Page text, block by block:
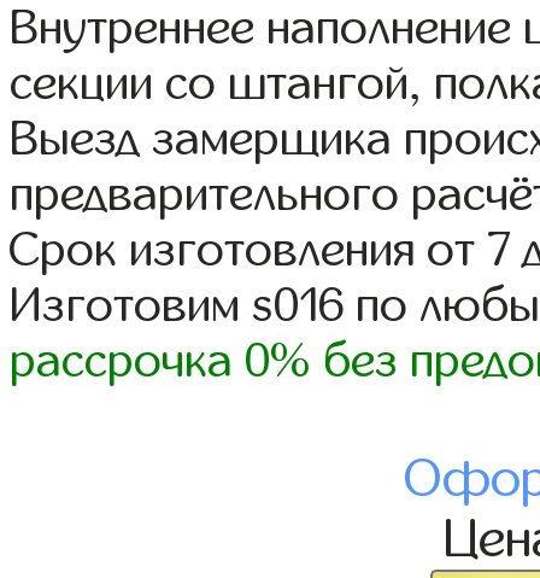
Внутреннее
секции со штангой,
Выезд замерщика
предварительного
Срок изготовления от 7
Изготовим s016 по
рассрочка 0% без